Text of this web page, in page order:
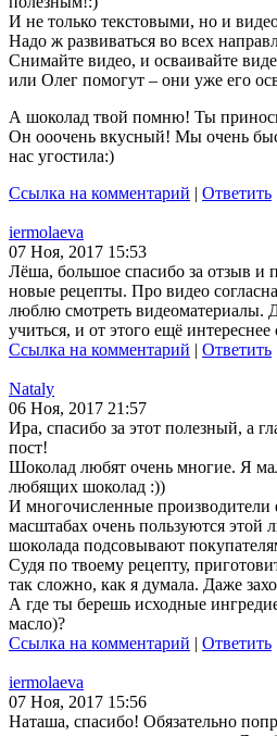
И не только текстовыми, но и
Надо ж развиваться во всех
Снимайте видео, и осваивайте
или Олег помогут – они уже его
А шоколад твой помню! Ты
Он ооочень вкусный! Мы очень
нас угостила:)
Ссылка на комментарий | Ответить
iermolaeva
07 Ноя, 2017 15:53
Лёша, большое спасибо за отзыв и
новые рецепты. Про видео
люблю смотреть видеоматериалы.
учиться, и от этого ещё интереснее
Ссылка на комментарий | Ответить
Nataly
06 Ноя, 2017 21:57
Ира, спасибо за этот полезный, а
пост!
Шоколад любят очень многие. Я
любящих шоколад :))
И многочисленные
масштабах очень пользуются
шоколада подсовывают
Судя по твоему рецепту,
так сложно, как я думала. Даже
А где ты берешь исходные
масло)?
Ссылка на комментарий | Ответить
iermolaeva
07 Ноя, 2017 15:56
Наташа, спасибо! Обязательно